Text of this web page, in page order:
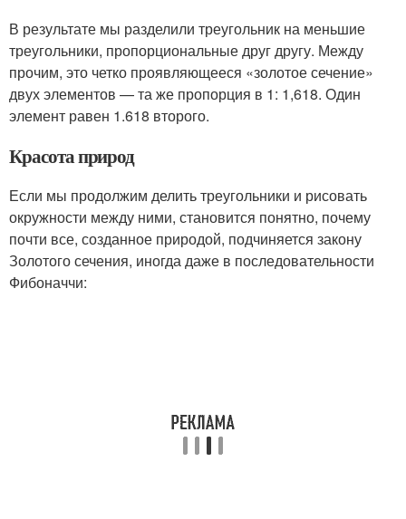
В результате мы разделили треугольник на меньшие
треугольники, пропорциональные друг другу. Между
прочим, это четко проявляющееся «золотое сечение»
двух элементов — та же пропорция в 1: 1,618. Один
элемент равен 1.618 второго.
Красота природ
Если мы продолжим делить треугольники и рисовать
окружности между ними, становится понятно, почему
почти все, созданное природой, подчиняется закону
Золотого сечения, иногда даже в последовательности
Фибоначчи: